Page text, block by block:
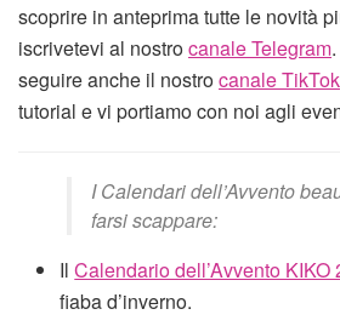
scoprire in anteprima tutte le novità
iscrivetevi al nostrocanale Telegram
seguire anche il nostrocanale TikTok
tutorial e vi portiamo con noi agli
I Calendari dell’Avvento
farsi scappare:
IlCalendario dell’Avvento KIKO
fiaba d’inverno.